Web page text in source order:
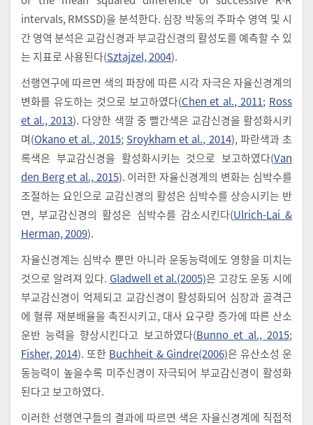
intervals, RMSSD)을 분석한다. 심장 박동의 주파수 영역 및 시
간 영역 분석은 교감신경과 부교감신경의 활성도를 예측할 수 있
는 지표로 사용된다(Sztajzel, 2004).
선행연구에 따르면 색의 파장에 따른 시각 자극은 자율신경계의
변화를 유도하는 것으로 보고하였다(Chen et al., 2011; Ross
et al., 2013). 다양한 색깔 중 빨간색은 교감신경을 활성화시키
며(Okano et al., 2015; Sroykham et al., 2014), 파란색과 초
록색은 부교감신경을 활성화시키는 것으로 보고하였다(Van
den Berg et al., 2015). 이러한 자율신경계의 변화는 심박수를
조절하는 요인으로 교감신경의 활성은 심박수를 상승시키는 반
면, 부교감신경의 활성은 심박수를 감소시킨다(Ulrich-Lai &
Herman, 2009).
자율신경계는 심박수 뿐만 아니라 운동능력에도 영향을 미치는
것으로 알려져 있다. Gladwell et al.(2005)은 고강도 운동 시에
부교감신경이 억제되고 교감신경이 활성화되어 심장과 골격근
에 혈류 재분배율을 촉진시키고, 대사 요구량 증가에 따른 산소
운반 능력을 향상시킨다고 보고하였다(Bunno et al., 2015;
Fisher, 2014). 또한 Buchheit & Gindre(2006)은 유산소성 운
동능력이 높을수록 미주신경이 자극되어 부교감신경이 활성화
된다고 보고하였다.
이러한 선행연구들의 결과에 따르면 색은 자율신경계에 직접적